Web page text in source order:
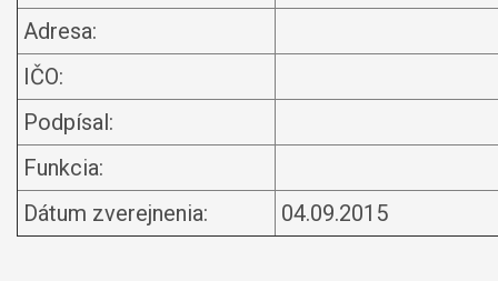
Adresa:
IČO:
Podpísal:
Funkcia:
Dátum zverejnenia:
04.09.2015